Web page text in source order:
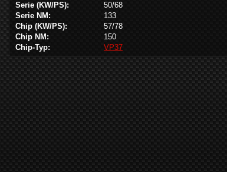
Serie (KW/PS):
50/68
Serie NM:
133
Chip (KW/PS):
57/78
Chip NM:
150
Chip-Typ:
VP37